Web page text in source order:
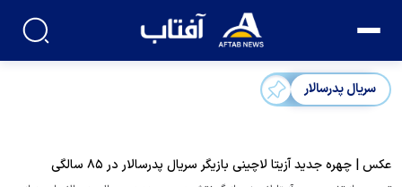
سریال پدرسالار
عکس | چهره جدید آزیتا لاچینی بازیگر سریال پدرسالار در ۸۵ سالگی